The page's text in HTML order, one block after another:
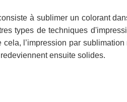
à sublimer un colorant
types de techniques
l’impression par
ensuite solides.